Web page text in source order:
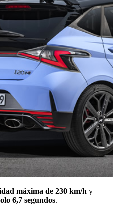
máxima de 230 km/h y
6,7 segundos.